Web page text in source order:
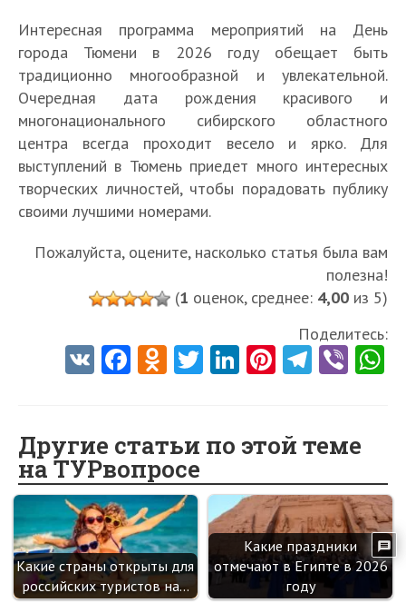
Интересная программа мероприятий на День
города Тюмени в 2026 году обещает быть
традиционно многообразной и увлекательной.
Очередная дата рождения красивого и
многонационального сибирского областного
центра всегда проходит весело и ярко. Для
выступлений в Тюмень приедет много интересных
творческих личностей, чтобы порадовать публику
своими лучшими номерами.
Пожалуйста, оцените, насколько статья была вам
полезна!
(1 оценок, среднее: 4,00 из 5)
Поделитесь:
V Fa
o
o
k
O
o
kl
as
sn
ik
i
T
er
Li
dI
n
Pi
es
t
Te
a
m
Vi
Другие статьи по этой теме
на ТУРвопросе
Какие страны открыты для
российских туристов на…
Какие праздники
отмечают в Египте в 2026
году